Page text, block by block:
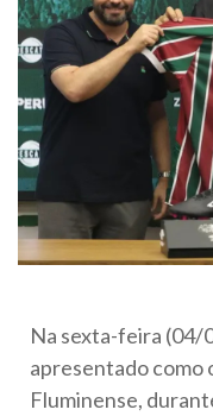
Na sexta-feira (04/
apresentado como
Fluminense,